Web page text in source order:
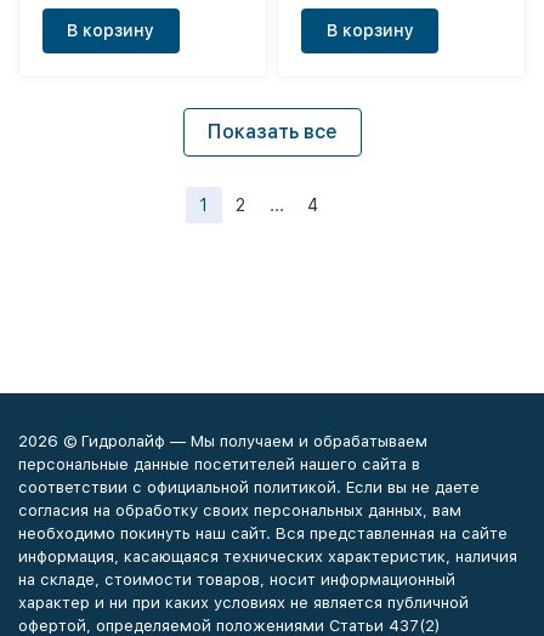
В корзину В корзину
Показать все
1 2 ... 4
2026 © Гидролайф — Мы получаем и обрабатываем
персональные данные посетителей нашего сайта в
соответствии с официальной политикой. Если вы не даете
согласия на обработку своих персональных данных, вам
необходимо покинуть наш сайт. Вся представленная на сайте
информация, касающаяся технических характеристик, наличия
на складе, стоимости товаров, носит информационный
характер и ни при каких условиях не является публичной
офертой, определяемой положениями Статьи 437(2)